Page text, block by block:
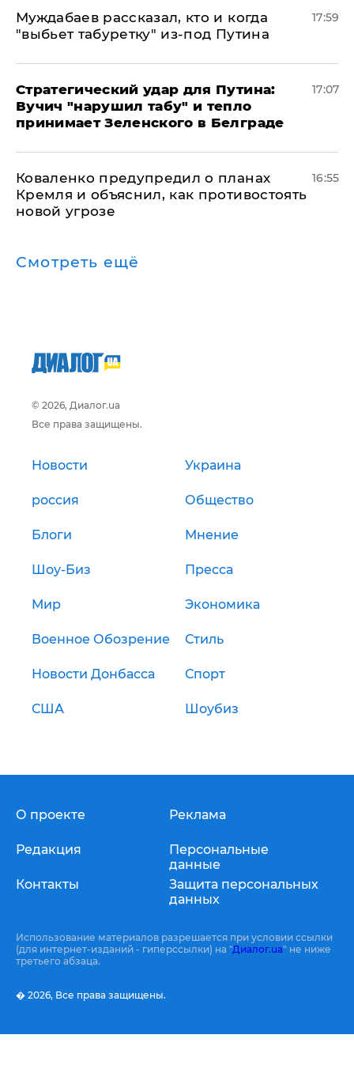
Муждабаев рассказал, кто и когда
"выбьет табуретку" из-под Путина
17:59
Стратегический удар для Путина:
Вучич "нарушил табу" и тепло
принимает Зеленского в Белграде
17:07
Коваленко предупредил о планах
Кремля и объяснил, как противостоять
новой угрозе
16:55
Смотреть ещё
© 2026, Диалог.ua
Все права защищены.
Новости Украина
россия Общество
Блоги Мнение
Шоу-Биз Пресса
Мир Экономика
Военное Обозрение Стиль
Новости Донбасса Спорт
США Шоубиз
О проекте
Редакция
Контакты
Реклама
Персональные
данные
Защита персональных
данных
Использование материалов разрешается при условии ссылки
(для интернет-изданий - гиперссылки) на "Диалог.ua" не ниже
третьего абзаца.
� 2026, Все права защищены.